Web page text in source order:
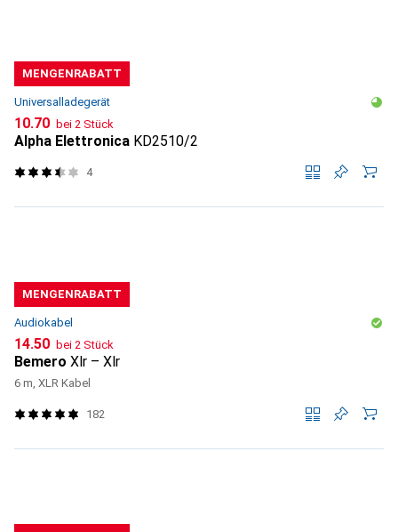
MENGENRABATT
Universalladegerät
CHF
10.70 bei 2 Stück
Alpha Elettronica KD2510/2
4
MENGENRABATT
Audiokabel
CHF
14.50 bei 2 Stück
Bemero Xlr – Xlr
6 m, XLR Kabel
182